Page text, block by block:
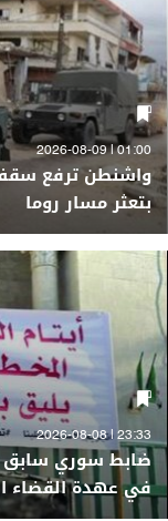
01:00 | 2026-08-09
واشنطن ترفع
بتعثر مسار روما
23:33 | 2026-08-08
ضابط سوري سابق
في عهدة القضاء